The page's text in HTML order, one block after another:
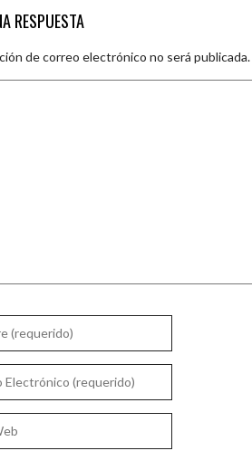
RESPUESTA
de correo electrónico no será publicada.